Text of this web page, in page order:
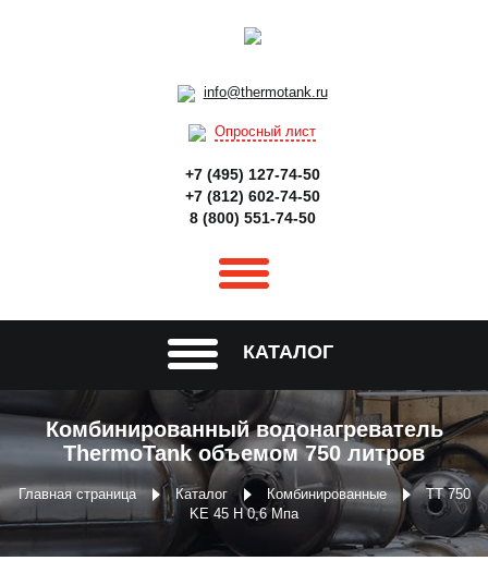
info@thermotank.ru
Опросный лист
+7 (495) 127-74-50
+7 (812) 602-74-50
8 (800) 551-74-50
КАТАЛОГ
Комбинированный водонагреватель
ThermoTank объемом 750 литров
Главная страница Каталог Комбинированные
ТТ 750
KE 45 Н 0,6 Мпа